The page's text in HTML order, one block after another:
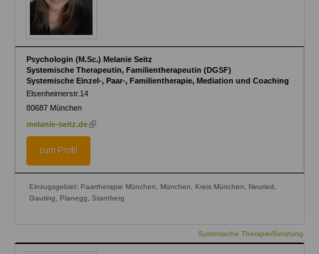
Psychologin (M.Sc.) Melanie Seitz
Systemische Therapeutin, Familientherapeutin (DGSF)
Systemische Einzel-, Paar-, Familientherapie, Mediation und Coaching
Elsenheimerstr.14
80687 München
melanie-seitz.de (link
zum Profil
Einzugsgebiet: Paartherapie München, München, Kreis München, Neuried,
Gauting, Planegg, Starnberg
Systemische Therapie/Beratung